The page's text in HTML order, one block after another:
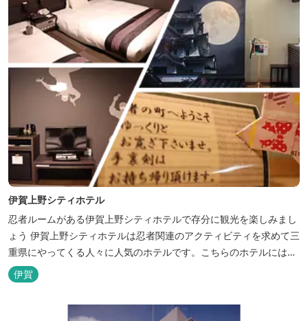
伊賀上野シティホテル
忍者ルームがある伊賀上野シティホテルで存分に観光を楽しみまし
ょう 伊賀上野シティホテルは忍者関連のアクティビティを求めて三
重県にやってくる人々に人気のホテルです。こちらのホテルには、
忍者の内装が施された部屋がいくつかあります。壁紙からトイレッ
トペーパーに至るまで、忍者に関連したデザインモチーフがあしら
われています。 伊賀上野城や伊賀流忍者博物館から徒歩わずか10
分の位置にあるこのホテ...
伊賀